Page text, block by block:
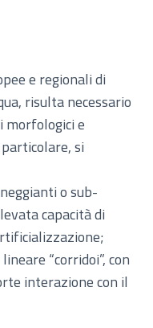
e regionali di
risulta necessario
e
si
o sub-
capacità di
“corridoi”, con
interazione con il